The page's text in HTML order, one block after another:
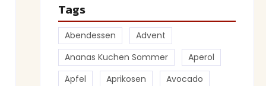
Tags
Abendessen
Advent
Ananas Kuchen Sommer
Aperol
Äpfel
Aprikosen
Avocado